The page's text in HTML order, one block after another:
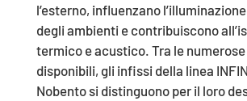
l’esterno, influenzano
degli ambienti e contribuiscono
termico e acustico. Tra le
disponibili, gli infissi della linea
Nobento si distinguono per il loro